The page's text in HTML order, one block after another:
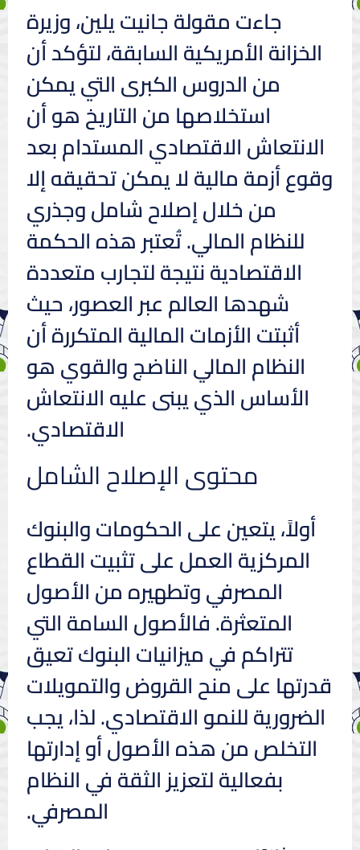
جاءت مقولة جانيت يلين، وزيرة
الخزانة الأمريكية السابقة، لتؤكد أن
من الدروس الكبرى التي يمكن
استخلاصها من التاريخ هو أن
الانتعاش الاقتصادي المستدام بعد
وقوع أزمة مالية لا يمكن تحقيقه إلا
من خلال إصلاح شامل وجذري
للنظام المالي. تُعتبر هذه الحكمة
الاقتصادية نتيجة لتجارب متعددة
شهدها العالم عبر العصور، حيث
أثبتت الأزمات المالية المتكررة أن
النظام المالي الناضج والقوي هو
الأساس الذي يبنى عليه الانتعاش
الاقتصادي.
محتوى الإصلاح الشامل
أولاً، يتعين على الحكومات والبنوك
المركزية العمل على تثبيت القطاع
المصرفي وتطهيره من الأصول
المتعثرة. فالأصول السامة التي
تتراكم في ميزانيات البنوك تعيق
قدرتها على منح القروض والتمويلات
الضرورية للنمو الاقتصادي. لذا، يجب
التخلص من هذه الأصول أو إدارتها
بفعالية لتعزيز الثقة في النظام
المصرفي.